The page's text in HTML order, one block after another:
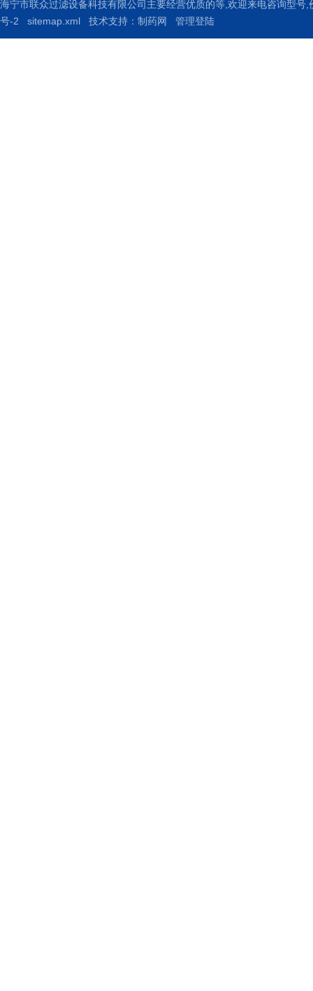
海宁市联众过滤设备科技有限公司主要经营优质的等,欢迎来电咨询型号,
号-2
sitemap.xml 技术支持： 制药网 管理登陆